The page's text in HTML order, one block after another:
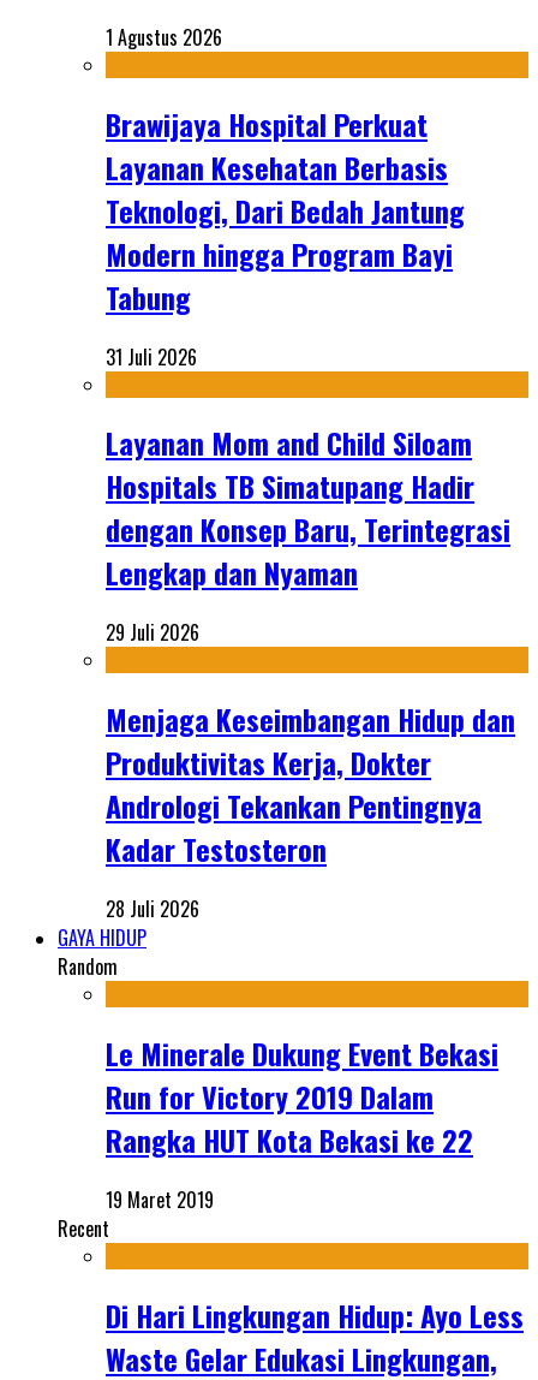
1 Agustus 2026
Brawijaya Hospital Perkuat
Layanan Kesehatan Berbasis
Teknologi, Dari Bedah Jantung
Modern hingga Program Bayi
Tabung
31 Juli 2026
Layanan Mom and Child Siloam
Hospitals TB Simatupang Hadir
dengan Konsep Baru, Terintegrasi
Lengkap dan Nyaman
29 Juli 2026
Menjaga Keseimbangan Hidup dan
Produktivitas Kerja, Dokter
Andrologi Tekankan Pentingnya
Kadar Testosteron
28 Juli 2026
GAYA HIDUP
Random
Le Minerale Dukung Event Bekasi
Run for Victory 2019 Dalam
Rangka HUT Kota Bekasi ke 22
19 Maret 2019
Recent
Di Hari Lingkungan Hidup: Ayo Less
Waste Gelar Edukasi Lingkungan,